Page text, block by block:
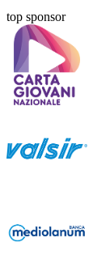
top sponsor